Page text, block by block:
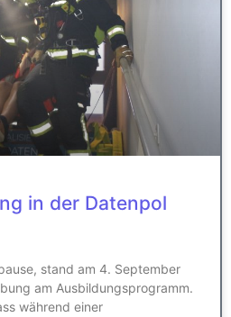
in der Datenpol
stand am 4. September
am Ausbildungsprogramm.
während einer